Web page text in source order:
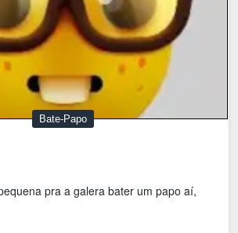
Bate-Papo
pra a galera bater um papo aí,